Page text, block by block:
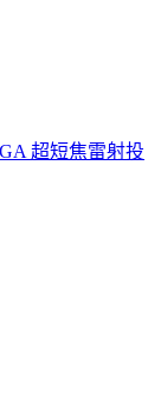
超短焦雷射投